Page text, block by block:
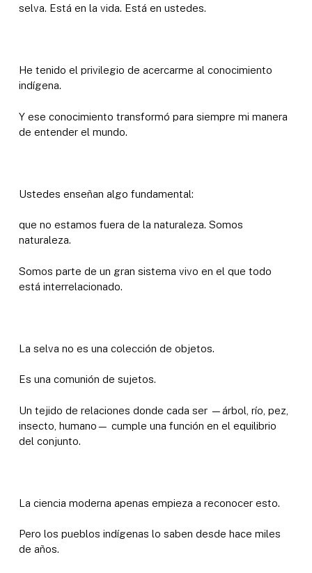
selva. Está en la vida. Está en ustedes.
He tenido el privilegio de acercarme al conocimiento
indígena.
Y ese conocimiento transformó para siempre mi manera
de entender el mundo.
Ustedes enseñan algo fundamental:
que no estamos fuera de la naturaleza. Somos
naturaleza.
Somos parte de un gran sistema vivo en el que todo
está interrelacionado.
La selva no es una colección de objetos.
Es una comunión de sujetos.
Un tejido de relaciones donde cada ser —árbol, río, pez,
insecto, humano— cumple una función en el equilibrio
del conjunto.
La ciencia moderna apenas empieza a reconocer esto.
Pero los pueblos indígenas lo saben desde hace miles
de años.